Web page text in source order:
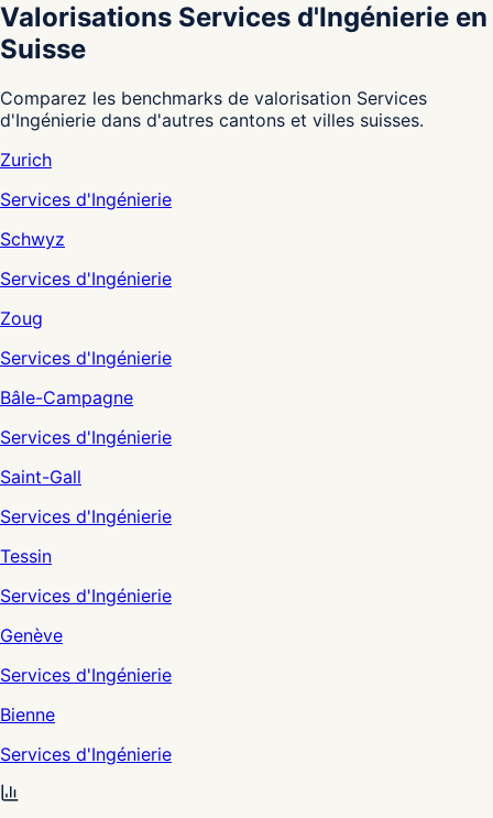
Valorisations Services d'Ingénierie en
Suisse
Comparez les benchmarks de valorisation Services
d'Ingénierie dans d'autres cantons et villes suisses.
Zurich
Services d'Ingénierie
Schwyz
Services d'Ingénierie
Zoug
Services d'Ingénierie
Bâle-Campagne
Services d'Ingénierie
Saint-Gall
Services d'Ingénierie
Tessin
Services d'Ingénierie
Genève
Services d'Ingénierie
Bienne
Services d'Ingénierie